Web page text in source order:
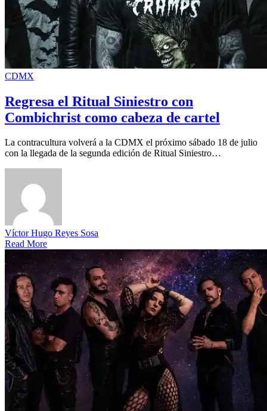
CDMX
Regresa el Ritual Siniestro con
Combichrist como cabeza de cartel
La contracultura volverá a la CDMX el próximo sábado 18 de julio
con la llegada de la segunda edición de Ritual Siniestro…
Víctor Hugo Reyes Sosa
Read More